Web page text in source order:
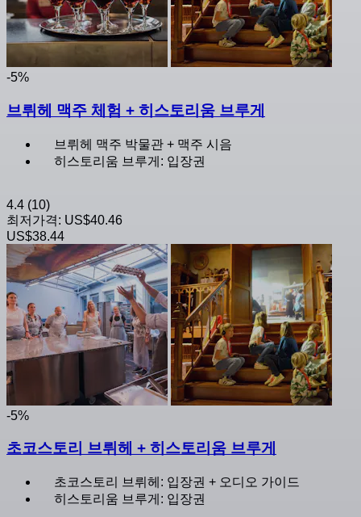
-5%
브뤼헤 맥주 체험 + 히스토리움 브루게
브뤼헤 맥주 박물관 + 맥주 시음
히스토리움 브루게: 입장권
4.4 (10)
최저가격: US$40.46
US$38.44
-5%
초코스토리 브뤼헤 + 히스토리움 브루게
초코스토리 브뤼헤: 입장권 + 오디오 가이드
히스토리움 브루게: 입장권